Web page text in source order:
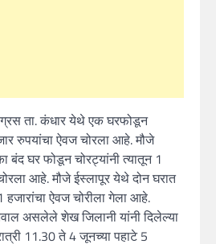
ता. कंधार येथे एक घरफोडून
रुपयांचा ऐवज चोरला आहे. मौजे
बंद घर फोडून चोरट्यांनी त्यातून 1
आहे. मौजे ईस्लापूर येथे दोन घरात
ऐवज चोरीला गेला आहे.
असलेले शेख जिलानी यांनी दिलेल्या
11.30 ते 4 जूनच्या पहाटे 5